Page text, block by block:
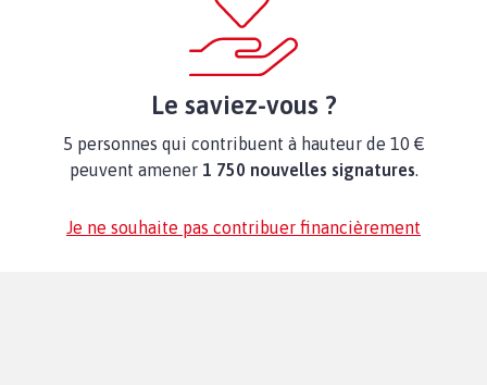
Le saviez-vous ?
5 personnes qui contribuent à hauteur de 10 €
peuvent amener 1 750 nouvelles signatures.
Je ne souhaite pas contribuer financièrement